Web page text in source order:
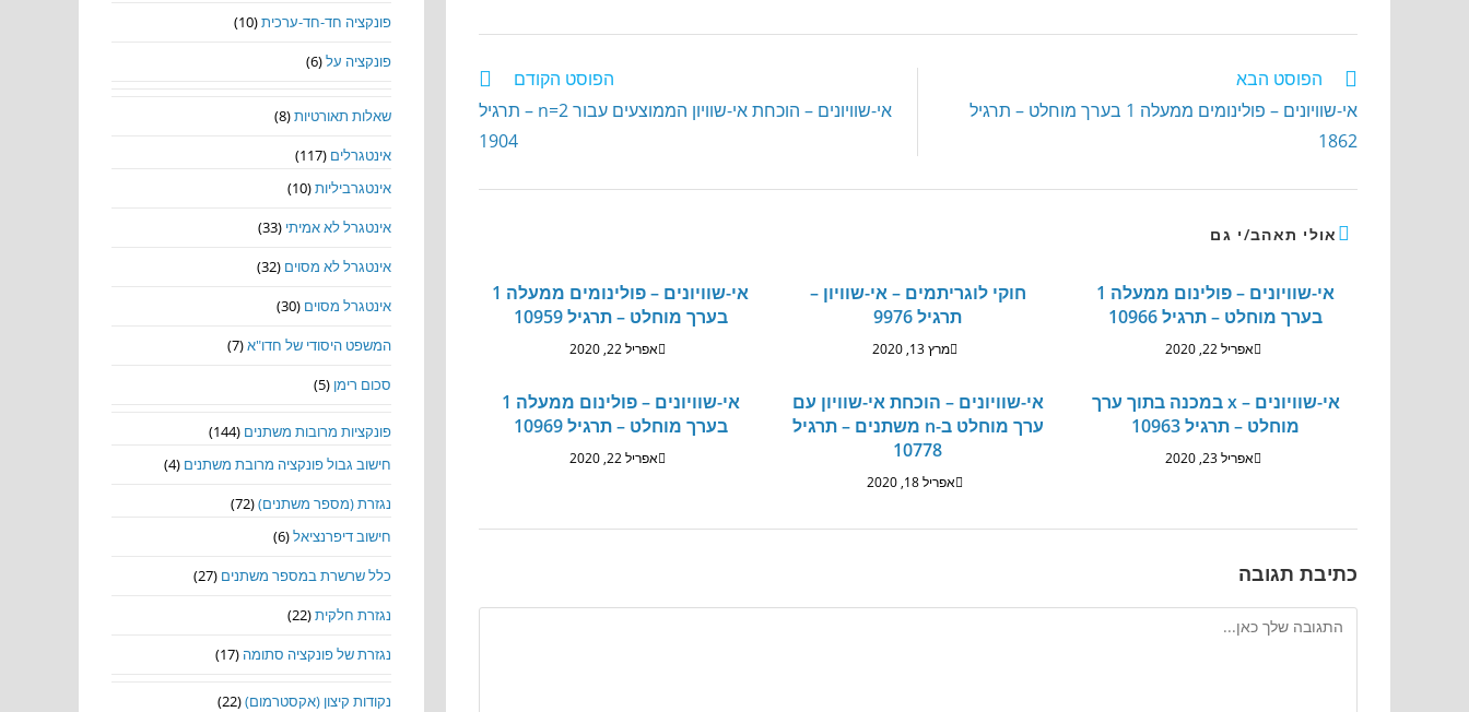
s
A
e
g
l
הפוסט הקודם
אי-שוויונים – הוכחת אי-שוויון הממוצעים עבור n=2 – תרגיל
1904
הפוסט הבא
אי-שוויונים – פולינומים ממעלה 1 בערך מוחלט – תרגיל
1862
אולי תאהב/י גם
אי-שוויונים – פולינומים ממעלה 1
בערך מוחלט – תרגיל 10959
אפריל 22, 2020
חוקי לוגריתמים – אי-שוויון –
תרגיל 9976
מרץ 13, 2020
אי-שוויונים – פולינום ממעלה 1
בערך מוחלט – תרגיל 10966
אפריל 22, 2020
אי-שוויונים – פולינום ממעלה 1
בערך מוחלט – תרגיל 10969
אפריל 22, 2020
אי-שוויונים – הוכחת אי-שוויון עם
ערך מוחלט ב-n משתנים – תרגיל
10778
אפריל 18, 2020
אי-שוויונים – x במכנה בתוך ערך
מוחלט – תרגיל 10963
אפריל 23, 2020
כתיבת תגובה
פונקציה חד-חד-ערכית(10)
פונקציה על(6)
שאלות תאורטיות(8)
אינטגרלים (117)
אינטגרביליות(10)
אינטגרל לא אמיתי (33)
אינטגרל לא מסוים (32)
אינטגרל מסוים (30)
המשפט היסודי של חדו"א(7)
סכום רימן (5)
פונקציות מרובות משתנים (144)
חישוב גבול פונקציה מרובת משתנים (4)
נגזרת (מספר משתנים)(72)
חישוב דיפרנציאל(6)
כלל שרשרת במספר משתנים (27)
נגזרת חלקית(22)
נגזרת של פונקציה סתומה (17)
נקודות קיצון (אקסטרמום)(22)